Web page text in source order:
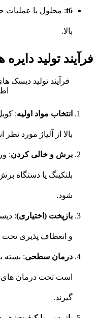
t6: محلول با عملیات
بالا.
فرآیند تولید
فرآیند تولید دیسک
انتخاب مواد اولیه:
بالا از آلیاژ مورد
برش و خالی کردن:
بلنکینگ یا دستگاه
شود.
بازپخت (اختیاری):
و انعطاف پذیری تحت
درمان سطحی: بسته
است تحت درمان های
گیرند.